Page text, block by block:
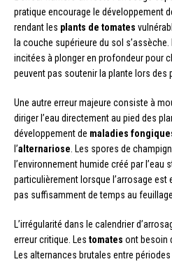
pratique encourage le développement
rendant les plants de tomates
la couche supérieure du sol s’assèche.
incitées à plonger en profondeur pour
peuvent pas soutenir la plante lors des
Une autre erreur majeure consiste à
diriger l’eau directement au pied des
développement de maladies
l’alternariose. Les spores de
l’environnement humide créé par
particulièrement lorsque l’arrosage
pas suffisamment de temps au
L’irrégularité dans le calendrier
erreur critique. Les tomates ont besoin
Les alternances brutales entre